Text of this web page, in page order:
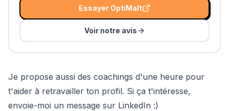
Essayer OptiMalt
Voir notre avis
Je propose aussi des coachings d'une heure pour
t'aider à retravailler ton profil. Si ça t'intéresse,
envoie-moi un message sur LinkedIn :)